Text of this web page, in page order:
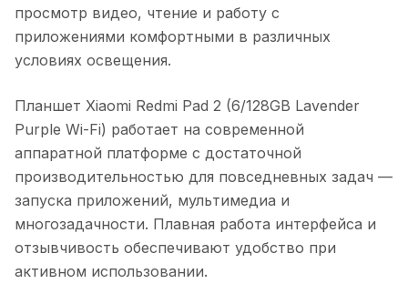
просмотр видео, чтение и работу с
приложениями комфортными в различных
условиях освещения.
Планшет Xiaomi Redmi Pad 2 (6/128GB Lavender
Purple Wi-Fi) работает на современной
аппаратной платформе с достаточной
производительностью для повседневных задач —
запуска приложений, мультимедиа и
многозадачности. Плавная работа интерфейса и
отзывчивость обеспечивают удобство при
активном использовании.